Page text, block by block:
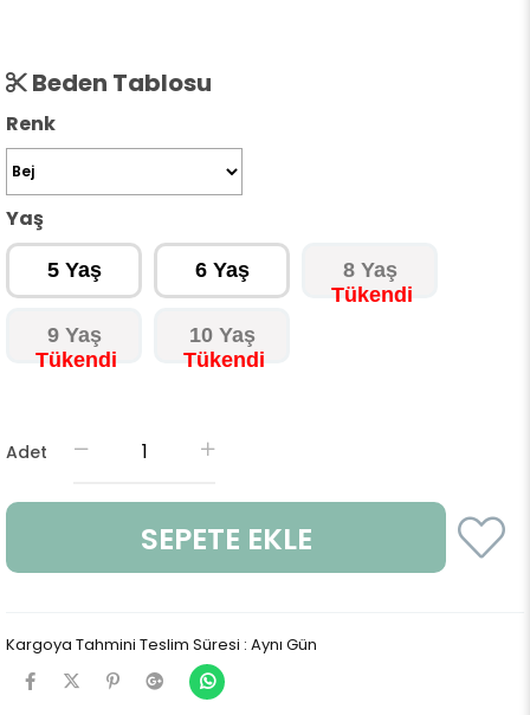
Beden Tablosu
Renk
Yaş
5 Yaş 6 Yaş 8 Yaş
9 Yaş 10 Yaş
Adet
Kargoya Tahmini Teslim Süresi : Aynı Gün